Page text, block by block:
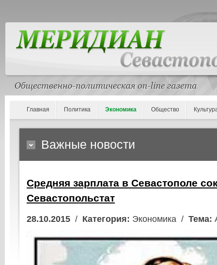
Главная Политика Экономика Общество
Важные новости
Средняя зарплата в Севастополе
Севастопольстат
28.10.2015 / Категория: Экономика / Тема: